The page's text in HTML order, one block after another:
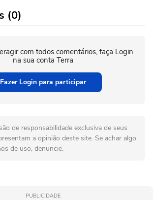
(0)
com todos comentários, faça Login
na sua conta Terra
Fazer Login para participar
de responsabilidade exclusiva de seus
a opinião deste site. Se achar algo
de uso, denuncie.
PUBLICIDADE